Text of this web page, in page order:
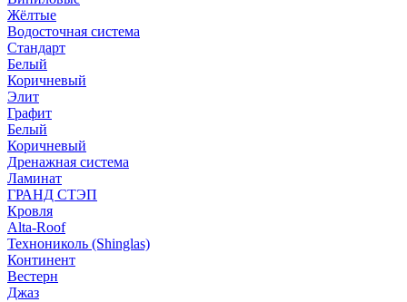
Жёлтые
Водосточная система
Стандарт
Белый
Коричневый
Элит
Графит
Белый
Коричневый
Дренажная система
Ламинат
ГРАНД СТЭП
Кровля
Alta-Roof
Технониколь (Shinglas)
Континент
Вестерн
Джаз